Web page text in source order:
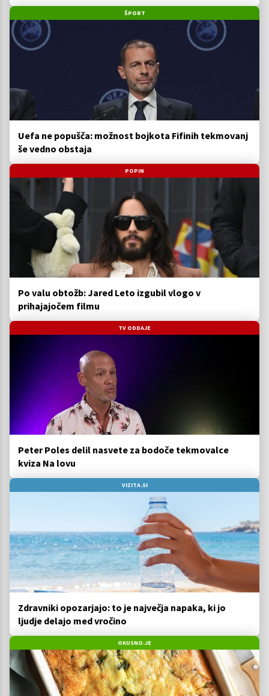
ŠPORT
Uefa ne popušča: možnost bojkota Fifinih tekmovanj
še vedno obstaja
POPIN
Po valu obtožb: Jared Leto izgubil vlogo v
prihajajočem filmu
TV ODDAJE
Peter Poles delil nasvete za bodoče tekmovalce
kviza Na lovu
VIZITA.SI
Zdravniki opozarjajo: to je največja napaka, ki jo
ljudje delajo med vročino
OKUSNO.JE